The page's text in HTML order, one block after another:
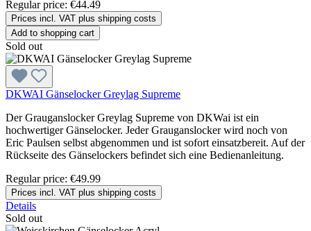
Regular price: €44.49
Prices incl. VAT plus shipping costs
Add to shopping cart
Sold out
DKWAI Gänselocker Greylag Supreme
Der Grauganslocker Greylag Supreme von DKWai ist ein
hochwertiger Gänselocker. Jeder Grauganslocker wird noch von
Eric Paulsen selbst abgenommen und ist sofort einsatzbereit. Auf der
Rückseite des Gänselockers befindet sich eine Bedienanleitung.
Regular price: €49.99
Prices incl. VAT plus shipping costs
Details
Sold out